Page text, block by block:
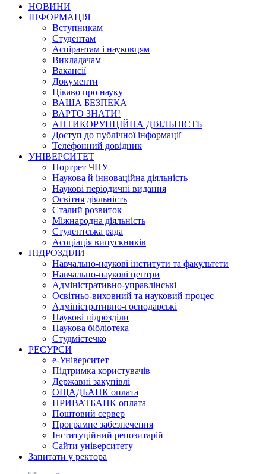
НОВИНИ
ІНФОРМАЦІЯ
Вступникам
Студентам
Аспірантам і науковцям
Викладачам
Вакансії
Документи
Цікаво про науку
ВАША БЕЗПЕКА
ВАРТО ЗНАТИ!
АНТИКОРУПЦІЙНА ДІЯЛЬНІСТЬ
Доступ до публічної інформації
Телефонний довідник
УНІВЕРСИТЕТ
Портрет ЧНУ
Наукова й інноваційна діяльність
Наукові періодичні видання
Освітня діяльність
Сталий розвиток
Міжнародна діяльність
Студентська рада
Асоціація випускників
ПІДРОЗДІЛИ
Навчально-наукові інститути та факультети
Навчально-наукові центри
Адміністративно-управлінські
Освітньо-виховний та науковий процес
Адміністративно-господарські
Наукові підрозділи
Наукова бібліотека
Студмістечко
РЕСУРСИ
е-Університет
Підтримка користувачів
Державні закупівлі
ОЩАДБАНК оплата
ПРИВАТБАНК оплата
Поштовий сервер
Програмне забезпечення
Інституційний репозитарій
Сайти університету
Запитати у ректора